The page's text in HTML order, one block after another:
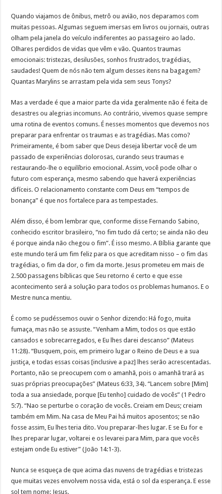
Quando viajamos de ônibus, metrô ou avião, nos deparamos com
muitas pessoas. Algumas seguem imersas em livros ou jornais, outras
olham pela janela do veículo indiferentes ao passageiro ao lado.
Olhares perdidos de vidas que vêm e vão. Quantos traumas
emocionais: tristezas, desilusões, sonhos frustrados, tragédias,
saudades! Quem de nós não tem algum desses itens na bagagem?
Quantas Marylins se arrastam pela vida sem seus Tonys?
Mas a verdade é que a maior parte da vida geralmente não é feita de
desastres ou alegrias incomuns. Ao contrário, vivemos quase sempre
uma rotina de eventos comuns. É nesses momentos que devemos nos
preparar para enfrentar os traumas e as tragédias. Mas como?
Primeiramente, é bom saber que Deus deseja libertar você de um
passado de experiências dolorosas, curando seus traumas e
restaurando-lhe o equilíbrio emocional. Assim, você pode olhar o
futuro com esperança, mesmo sabendo que haverá experiências
difíceis. O relacionamento constante com Deus em “tempos de
bonança” é que nos fortalece para as tempestades.
Além disso, é bom lembrar que, conforme disse Fernando Sabino,
conhecido escritor brasileiro, “no fim tudo dá certo; se ainda não deu
é porque ainda não chegou o fim”. É isso mesmo. A Bíblia garante que
este mundo terá um fim feliz para os que acreditam nisso – o fim das
tragédias, o fim da dor, o fim da morte. Jesus prometeu em mais de
2.500 passagens bíblicas que Seu retorno é certo e que esse
acontecimento será a solução para todos os problemas humanos. E o
Mestre nunca mentiu.
É como se pudéssemos ouvir o Senhor dizendo: Há fogo, muita
fumaça, mas não se assuste. “Venham a Mim, todos os que estão
cansados e sobrecarregados, e Eu lhes darei descanso” (Mateus
11:28). “Busquem, pois, em primeiro lugar o Reino de Deus e a sua
justiça, e todas essas coisas [inclusive a paz] lhes serão acrescentadas.
Portanto, não se preocupem com o amanhã, pois o amanhã trará as
suas próprias preocupações” (Mateus 6:33, 34). “Lancem sobre [Mim]
toda a sua ansiedade, porque [Eu tenho] cuidado de vocês” (1 Pedro
5:7). “Nao se perturbe o coração de vocês. Creiam em Deus; creiam
também em Mim. Na casa de Meu Pai há muitos aposentos; se não
fosse assim, Eu lhes teria dito. Vou preparar-lhes lugar. E se Eu for e
lhes preparar lugar, voltarei e os levarei para Mim, para que vocês
estejam onde Eu estiver” (João 14:1-3).
Nunca se esqueça de que acima das nuvens de tragédias e tristezas
que muitas vezes envolvem nossa vida, está o sol da esperança. E esse
sol tem nome: Jesus.